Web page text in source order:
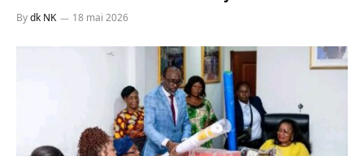
Bydk NK 18 mai 2026